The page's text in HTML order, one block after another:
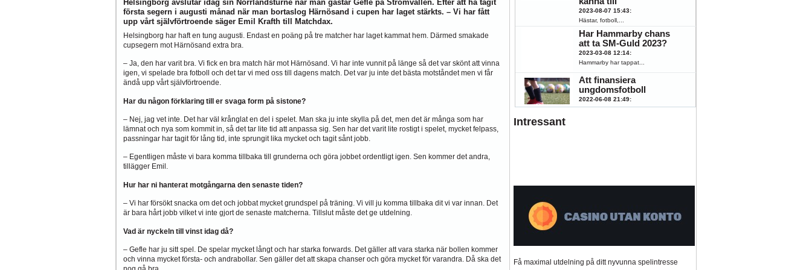
Helsingborg avslutar idag sin Norrlandsturné när man gästar Gefle på Strömvallen. Efter att ha tagit
första segern i augusti månad när man bortaslog Härnösand i cupen har laget stärkts. – Vi har fått
upp vårt självförtroende säger Emil Krafth till Matchdax.
Helsingborg har haft en tung augusti. Endast en poäng på tre matcher har laget kammat hem. Därmed smakade
cupsegern mot Härnösand extra bra.
– Ja, den har varit bra. Vi fick en bra match här mot Härnösand. Vi har inte vunnit på länge så det var skönt att vinna
igen, vi spelade bra fotboll och det tar vi med oss till dagens match. Det var ju inte det bästa motståndet men vi får
ändå upp vårt självförtroende.
Har du någon förklaring till er svaga form på sistone?
– Nej, jag vet inte. Det har väl krånglat en del i spelet. Man ska ju inte skylla på det, men det är många som har
lämnat och nya som kommit in, så det tar lite tid att anpassa sig. Sen har det varit lite rostigt i spelet, mycket felpass,
passningar har tagit för lång tid, inte sprungit lika mycket och tagit sånt jobb.
– Egentligen måste vi bara komma tillbaka till grunderna och göra jobbet ordentligt igen. Sen kommer det andra,
tillägger Emil.
Hur har ni hanterat motgångarna den senaste tiden?
– Vi har försökt snacka om det och jobbat mycket grundspel på träning. Vi vill ju komma tillbaka dit vi var innan. Det
är bara hårt jobb vilket vi inte gjort de senaste matcherna. Tillslut måste det ge utdelning.
Vad är nyckeln till vinst idag då?
– Gefle har ju sitt spel. De spelar mycket långt och har starka forwards. Det gäller att vara starka när bollen kommer
och vinna mycket första- och andrabollar. Sen gäller det att skapa chanser och göra mycket för varandra. Då ska det
2023-08-07 15:43:
Hästar, fotboll,...
Har Hammarby chans
att ta SM-Guld 2023?
2023-03-08 12:14:
Hammarby har tappat...
Att finansiera
ungdomsfotboll
2022-06-08 21:49:
Fotboll engagerar...
Intressant
Få maximal utdelning på ditt nyvunna spelintresse